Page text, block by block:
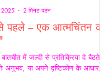
पहले – एक आत्मचिंतन की
में जल्दी से प्रतिक्रिया दे बैठते
अनुभव, या अपने दृष्टिकोण के आधार
2025
2 मिनट पठन